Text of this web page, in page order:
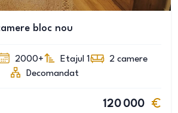
bloc nou
2000+ Etajul 1 2 camere
Decomandat
120 000